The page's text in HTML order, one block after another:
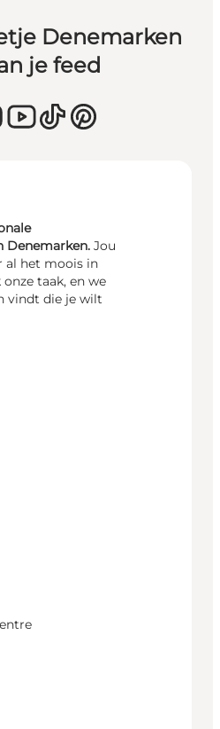
Denemarken
je feed
Denemarken. Jou
al het moois in
taak, en we
vindt die je wilt